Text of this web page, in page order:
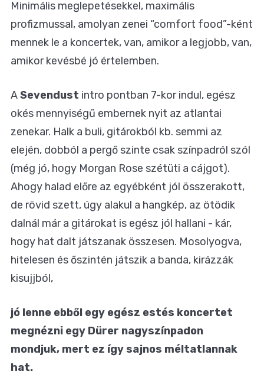
Minimális meglepetésekkel, maximális
profizmussal, amolyan zenei “comfort food”-ként
mennek le a koncertek, van, amikor a legjobb, van,
amikor kevésbé jó értelemben.
ASevendust intro pontban 7-kor indul, egész
okés mennyiségű embernek nyit az atlantai
zenekar. Halk a buli, gitárokból kb. semmi az
elején, dobból a pergő szinte csak színpadról szól
(még jó, hogy Morgan Rose szétüti a cájgot).
Ahogy halad előre az egyébként jól összerakott,
de rövid szett, úgy alakul a hangkép, az ötödik
dalnál már a gitárokat is egész jól hallani - kár,
hogy hat dalt játszanak összesen. Mosolyogva,
hitelesen és őszintén játszik a banda, kirázzák
kisujjból,
jó lenne ebből egy egész estés koncertet
megnézni egy Dürer nagyszínpadon
mondjuk, mert ez így sajnos méltatlannak
hat.